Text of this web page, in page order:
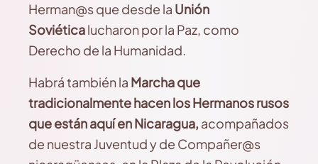
Herman@s que desde la Unión
Soviéticalucharon por la Paz, como
Derecho de la Humanidad.
Habrá también la Marcha que
tradicionalmente hacen los Hermanos rusos
que están aquí en Nicaragua, acompañados
de nuestra Juventud y de Compañer@s